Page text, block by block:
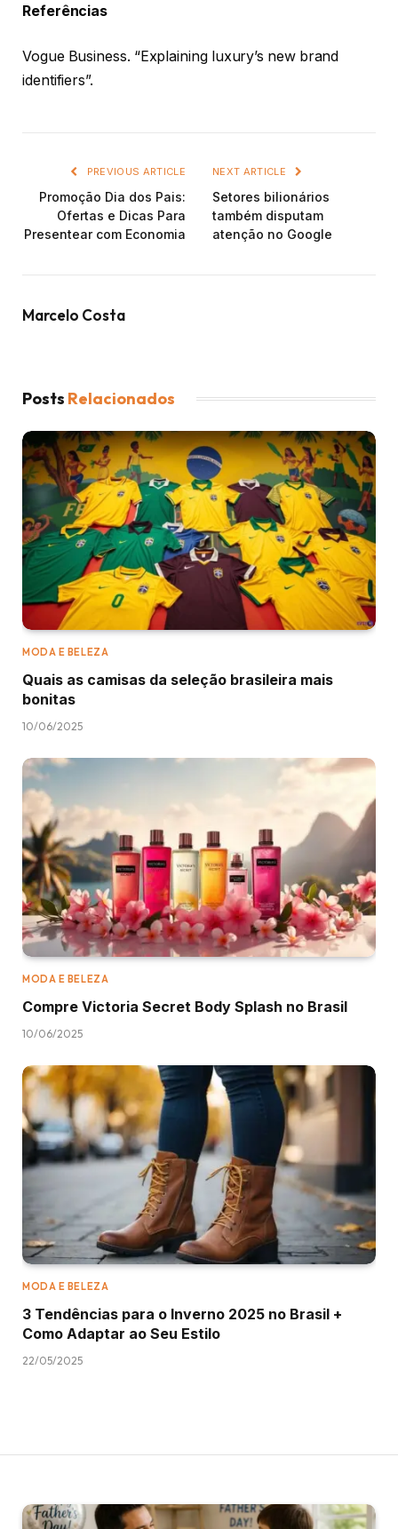
Referências
Vogue Business. “Explaining luxury’s new brand
identifiers”.
PREVIOUS ARTICLE
Promoção Dia dos Pais:
Ofertas e Dicas Para
Presentear com Economia
NEXT ARTICLE
Setores bilionários
também disputam
atenção no Google
Marcelo Costa
Posts Relacionados
MODA E BELEZA
Quais as camisas da seleção brasileira mais
bonitas
10/06/2025
MODA E BELEZA
Compre Victoria Secret Body Splash no Brasil
10/06/2025
MODA E BELEZA
3 Tendências para o Inverno 2025 no Brasil +
Como Adaptar ao Seu Estilo
22/05/2025